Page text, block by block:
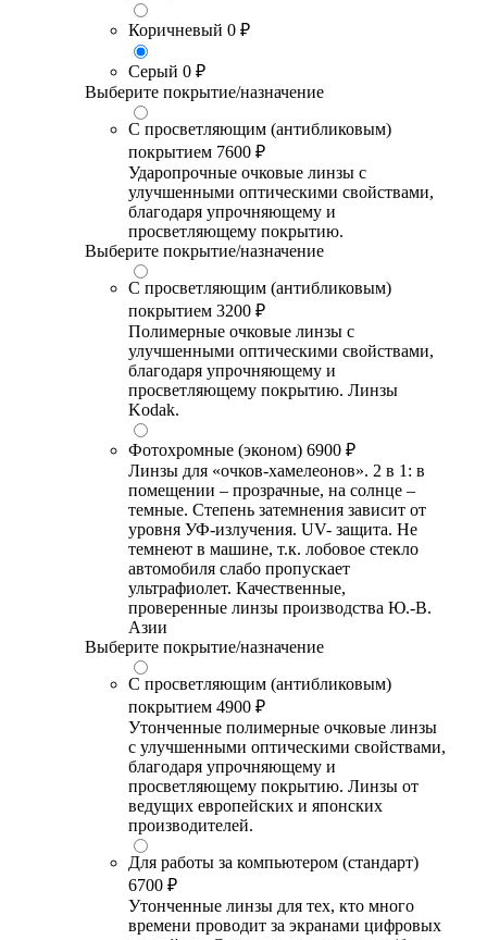
Коричневый 0 ₽
Серый 0 ₽
Выберите покрытие/назначение
С просветляющим (антибликовым)
покрытием 7600 ₽
Ударопрочные очковые линзы с
улучшенными оптическими свойствами,
благодаря упрочняющему и
просветляющему покрытию.
Выберите покрытие/назначение
С просветляющим (антибликовым)
покрытием 3200 ₽
Полимерные очковые линзы с
улучшенными оптическими свойствами,
благодаря упрочняющему и
просветляющему покрытию. Линзы
Kodak.
Фотохромные (эконом) 6900 ₽
Линзы для «очков-хамелеонов». 2 в 1: в
помещении – прозрачные, на солнце –
темные. Степень затемнения зависит от
уровня УФ-излучения. UV- защита. Не
темнеют в машине, т.к. лобовое стекло
автомобиля слабо пропускает
ультрафиолет. Качественные,
проверенные линзы производства Ю.-В.
Азии
Выберите покрытие/назначение
С просветляющим (антибликовым)
покрытием 4900 ₽
Утонченные полимерные очковые линзы
с улучшенными оптическими свойствами,
благодаря упрочняющему и
просветляющему покрытию. Линзы от
ведущих европейских и японских
производителей.
Для работы за компьютером (стандарт)
6700 ₽
Утонченные линзы для тех, кто много
времени проводит за экранами цифровых